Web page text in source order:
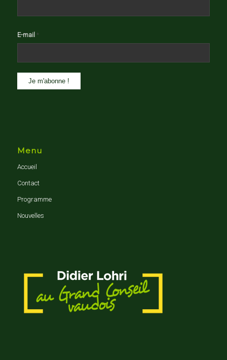
E-mail *
Menu
Accueil
Contact
Programme
Nouvelles